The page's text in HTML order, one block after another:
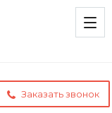
Заказать звонок